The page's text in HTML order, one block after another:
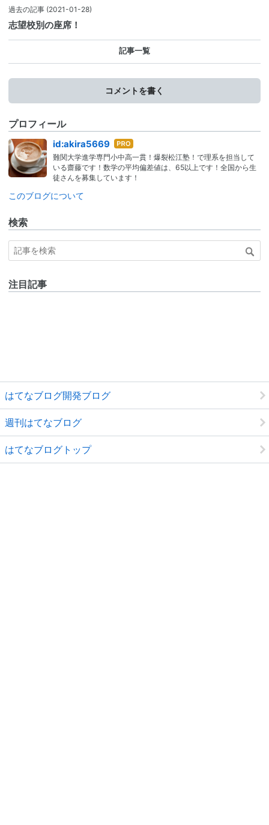
過去の記事 (2021-01-28)
志望校別の座席！
記事一覧
コメントを書く
プロフィール
id:akira5669 はて
なブ
ログ
Pro
難関大学進学専門小中高一貫！爆裂松江塾！で理系を担当して
いる齋藤です！数学の平均偏差値は、65以上です！全国から生
徒さんを募集しています！
このブログについて
検索
注目記事
はてなブログ開発ブログ
週刊はてなブログ
はてなブログトップ